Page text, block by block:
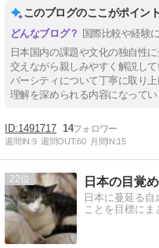
このブログのここがポイント
国際比較や経験
日本国内の課題や文化の独自性
交えながら親しみやすく解説し
バーシティについて丁寧に取り
理解を深められる内容になってい
1491717 14
週間IN:9 週間OUT:60 月間IN:15
22 日本の目覚
日本に蔓延る自
ことを目標にま